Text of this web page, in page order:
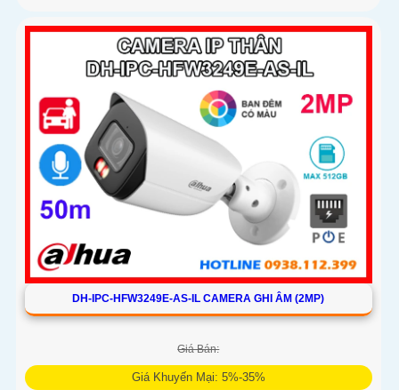
DH-IPC-HFW3249E-AS-IL CAMERA GHI ÂM (2MP)
Giá Bán:
Giá Khuyến Mại: 5%-35%